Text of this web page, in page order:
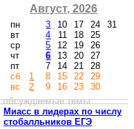
Август, 2026
пн
вт
ср
чт
пт
сб
вс
1
2
3
4
5
6
7
8
9
10
11
12
13
14
15
16
17
18
19
20
21
22
23
24
25
26
27
28
29
30
31
обсуждаемые темы
Миасс в лидерах по числу
стобалльников ЕГЭ